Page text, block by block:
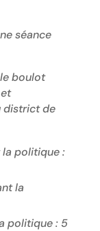
séance
boulot
district de
politique :
la
politique : 5